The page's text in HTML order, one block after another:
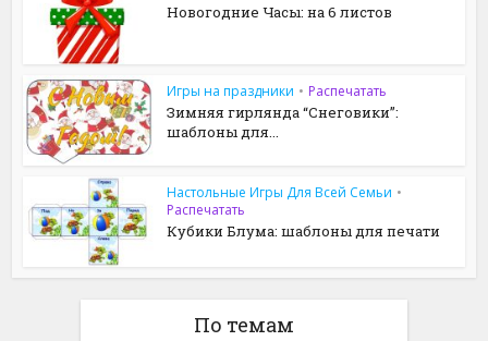
Новогодние Часы: на 6 листов
Игры на праздники • Распечатать
Зимняя гирлянда “Снеговики”:
шаблоны для...
Настольные Игры Для Всей Семьи •
Распечатать
Кубики Блума: шаблоны для печати
По темам